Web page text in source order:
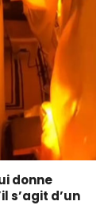
donne
s’agit d’un